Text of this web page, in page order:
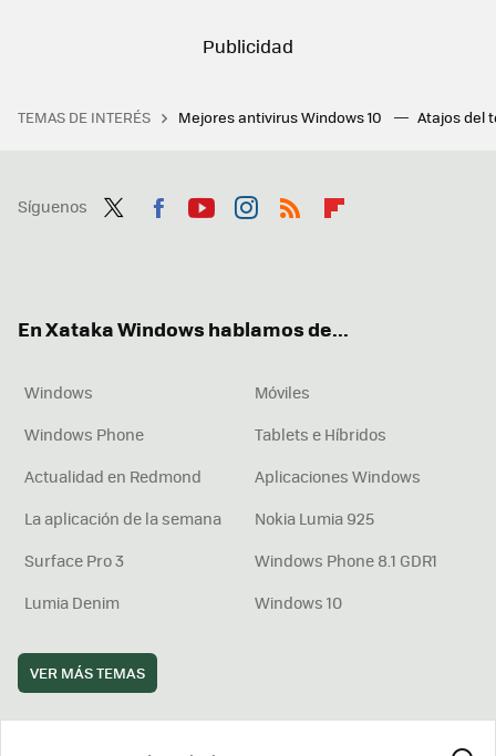
TEMAS DE INTERÉS Mejores antivirus Windows 10 Atajos del
Síguenos
En Xataka Windows hablamos de...
Windows
Móviles
Windows Phone
Tablets e Híbridos
Actualidad en Redmond
Aplicaciones Windows
La aplicación de la semana
Nokia Lumia 925
Surface Pro 3
Windows Phone 8.1 GDR1
Lumia Denim
Windows 10
VER MÁS TEMAS